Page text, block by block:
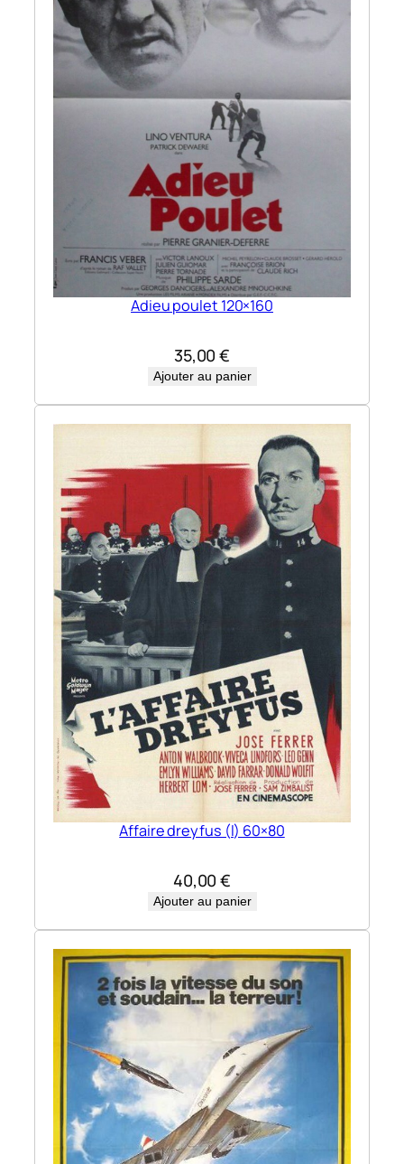
Adieu poulet 120×160
35,00€
Ajouter au panier
Affaire dreyfus (l) 60×80
40,00€
Ajouter au panier